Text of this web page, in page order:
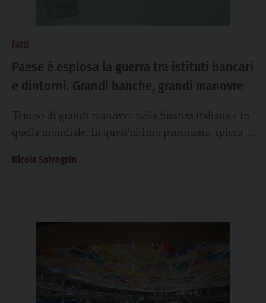
fatti
Paese è esplosa la guerra tra istituti bancari
e dintorni. Grandi banche, grandi manovre
Tempo di grandi manovre nella finanza italiana e in
quella mondiale. In quest’ultimo panorama, spicca la
Nicola Salvagnin